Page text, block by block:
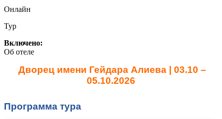
Онлайн
Тур
Включено:
Об отеле
Дворец имени Гейдара Алиева | 03.10 –
05.10.2026
Программа тура